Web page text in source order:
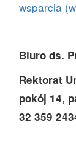
wsparcia
Biuro ds.
Rektorat
pokój 14,
32 359